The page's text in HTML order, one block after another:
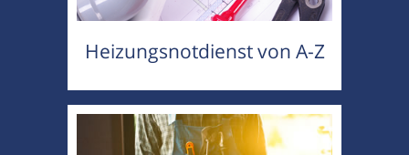
Heizungsnotdienst von A-Z